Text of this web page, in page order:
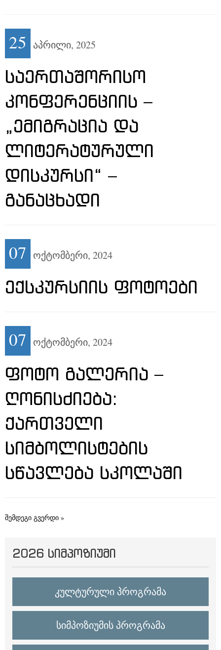
25 აპრილი, 2025
ᲡᲐᲔᲠᲗᲐᲨᲝᲠᲘᲡᲝ
ᲙᲝᲜᲤᲔᲠᲔᲜᲪᲘᲘᲡ –
„ᲔᲛᲘᲒᲠᲐᲪᲘᲐ ᲓᲐ
ᲚᲘᲢᲔᲠᲐᲢᲣᲠᲣᲚᲘ
ᲓᲘᲡᲙᲣᲠᲡᲘ“ –
ᲒᲐᲜᲐᲪᲮᲐᲓᲘ
07 ოქტომბერი, 2024
ᲔᲥᲡᲙᲣᲠᲡᲘᲘᲡ ᲤᲝᲢᲝᲔᲑᲘ
07 ოქტომბერი, 2024
ᲤᲝᲢᲝ ᲒᲐᲚᲔᲠᲘᲐ –
ᲦᲝᲜᲘᲡᲫᲘᲔᲑᲐ:
ᲥᲐᲠᲗᲕᲔᲚᲘ
ᲡᲘᲛᲑᲝᲚᲘᲡᲢᲔᲑᲘᲡ
ᲡᲬᲐᲕᲚᲔᲑᲐ ᲡᲙᲝᲚᲐᲨᲘ
შემდეგი გვერდი »
2026 ᲡᲘᲛᲞᲝᲖᲘᲣᲛᲘ
კულტურული პროგრამა
სიმპოზიუმის პროგრამა